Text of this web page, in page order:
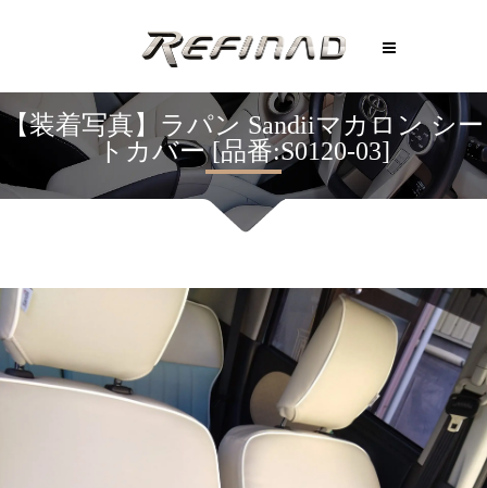
【装着写真】ラパン Sandiiマカロン シー
トカバー [品番:S0120-03]